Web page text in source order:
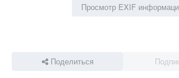
Просмотр EXIF
Поделиться